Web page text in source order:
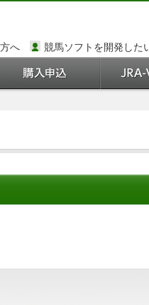
へ 競馬ソフトを開発した